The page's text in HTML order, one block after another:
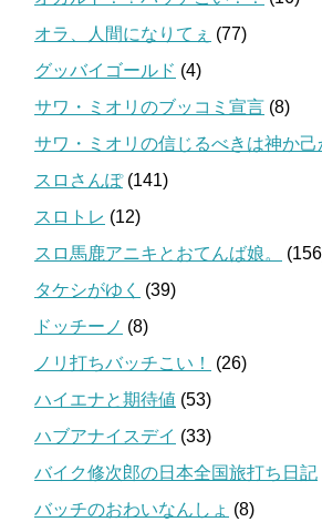
オラ、人間になりてぇ (77)
グッバイゴールド (4)
サワ・ミオリのブッコミ宣言 (8)
サワ・ミオリの信じるべきは神か己
スロさんぽ(141)
スロトレ (12)
スロ馬鹿アニキとおてんば娘。
タケシがゆく
(39)
ドッチーノ (8)
ノリ打ちバッチこい！
(26)
ハイエナと期待値 (53)
ハブアナイスデイ (33)
バイク修次郎の日本全国旅打ち日記
バッチのおわいなんしょ (8)